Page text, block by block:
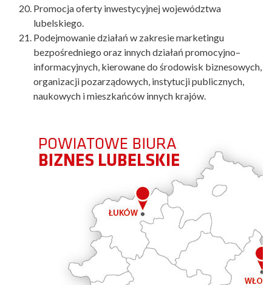
Promocja oferty inwestycyjnej województwa
lubelskiego.
Podejmowanie działań w zakresie marketingu
bezpośredniego oraz innych działań promocyjno–
informacyjnych, kierowane do środowisk biznesowych,
organizacji pozarządowych, instytucji publicznych,
naukowych i mieszkańców innych krajów.